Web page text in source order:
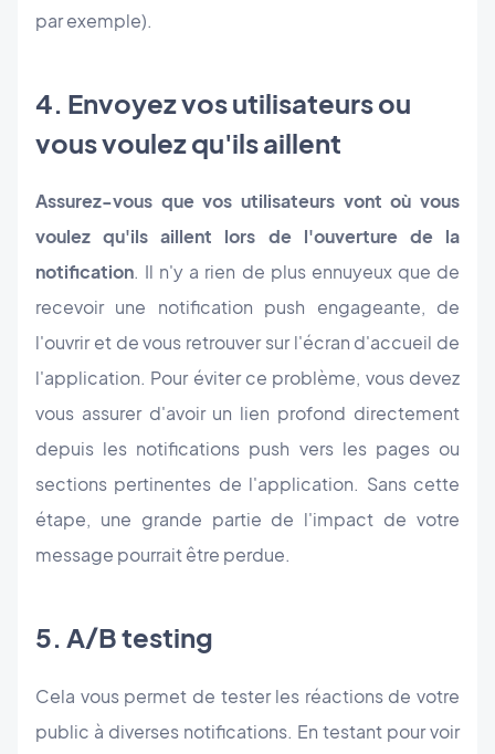
par exemple).
4. Envoyez vos utilisateurs ou
vous voulez qu'ils aillent
Assurez-vous que vos utilisateurs vont où vous
voulez qu'ils aillent lors de l'ouverture de la
notification. Il n'y a rien de plus ennuyeux que de
recevoir une notification push engageante, de
l'ouvrir et de vous retrouver sur l'écran d'accueil de
l'application. Pour éviter ce problème, vous devez
vous assurer d'avoir un lien profond directement
depuis les notifications push vers les pages ou
sections pertinentes de l'application. Sans cette
étape, une grande partie de l'impact de votre
message pourrait être perdue.
5. A/B testing
Cela vous permet de tester les réactions de votre
public à diverses notifications. En testant pour voir